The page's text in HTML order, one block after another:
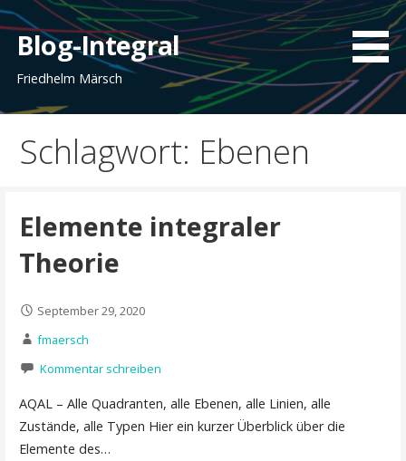
Zum
Inhalt
springen
Blog-Integral
Friedhelm Märsch
Schlagwort: Ebenen
Elemente integraler
Theorie
September 29, 2020
fmaersch
Kommentar schreiben
AQAL – Alle Quadranten, alle Ebenen, alle Linien, alle
Zustände, alle Typen Hier ein kurzer Überblick über die
Elemente des…